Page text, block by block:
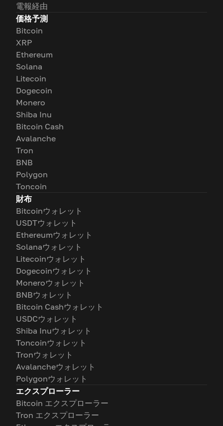
電報経由
価格予測
Bitcoin
XRP
Ethereum
Solana
Litecoin
Dogecoin
Monero
Shiba Inu
Bitcoin Cash
Avalanche
Tron
BNB
Polygon
Toncoin
財布
Bitcoinウォレット
USDTウォレット
Ethereumウォレット
Solanaウォレット
Litecoinウォレット
Dogecoinウォレット
Moneroウォレット
BNBウォレット
Bitcoin Cashウォレット
USDCウォレット
Shiba Inuウォレット
Toncoinウォレット
Tronウォレット
Avalancheウォレット
Polygonウォレット
エクスプローラー
Bitcoin エクスプローラー
Tron エクスプローラー